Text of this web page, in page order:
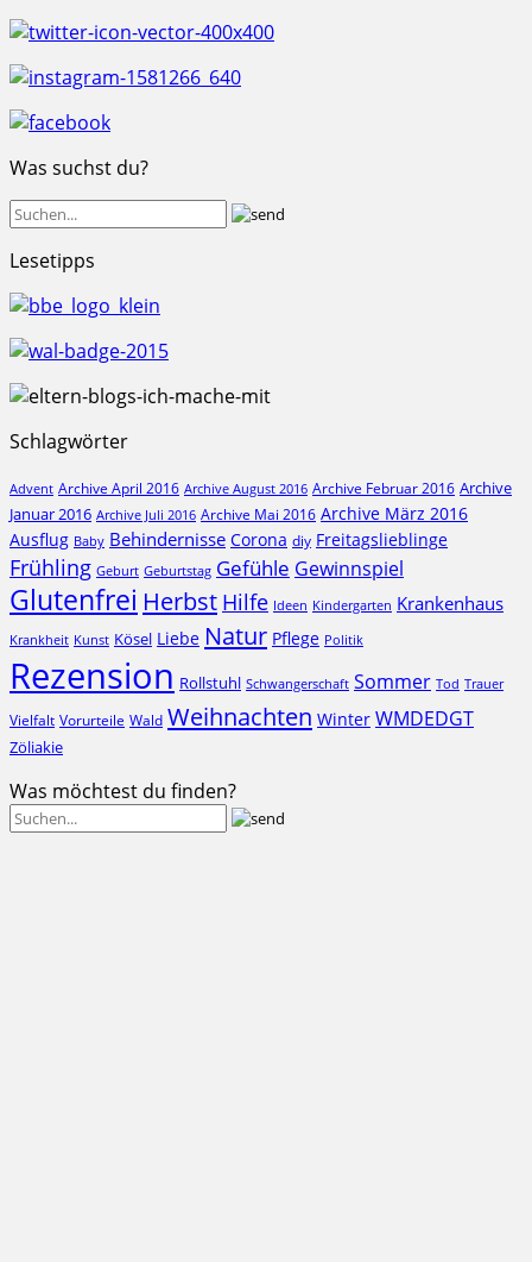
Was suchst du?
Lesetipps
Schlagwörter
Advent Archive April 2016 Archive August 2016 Archive Februar 2016 Archive
Januar 2016 Archive Juli 2016 Archive Mai 2016 Archive März 2016
Ausflug Baby Behindernisse Corona diy Freitagslieblinge
Frühling Geburt Geburtstag Gefühle Gewinnspiel
Glutenfrei Herbst Hilfe Ideen Kindergarten Krankenhaus
Krankheit Kunst Kösel Liebe Natur Pflege Politik
Rezension Rollstuhl Schwangerschaft Sommer Tod Trauer
Vielfalt Vorurteile Wald Weihnachten Winter WMDEDGT
Zöliakie
Was möchtest du finden?